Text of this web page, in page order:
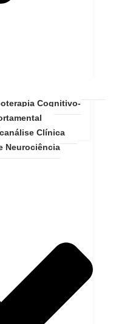
Cognitivo-
Clínica
Neurociência